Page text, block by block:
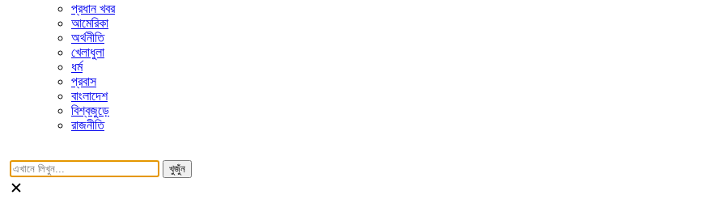
প্রধান খবর
আমেরিকা
অর্থনীতি
খেলাধুলা
ধর্ম
প্রবাস
বাংলাদেশ
বিশ্বজুড়ে
রাজনীতি
খুজুঁন